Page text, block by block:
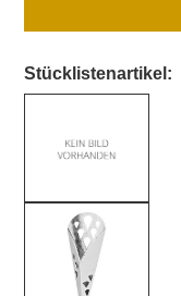
Stücklistenartikel: